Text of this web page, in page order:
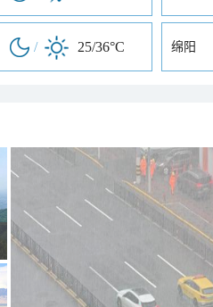
/ 25/36°C 绵阳